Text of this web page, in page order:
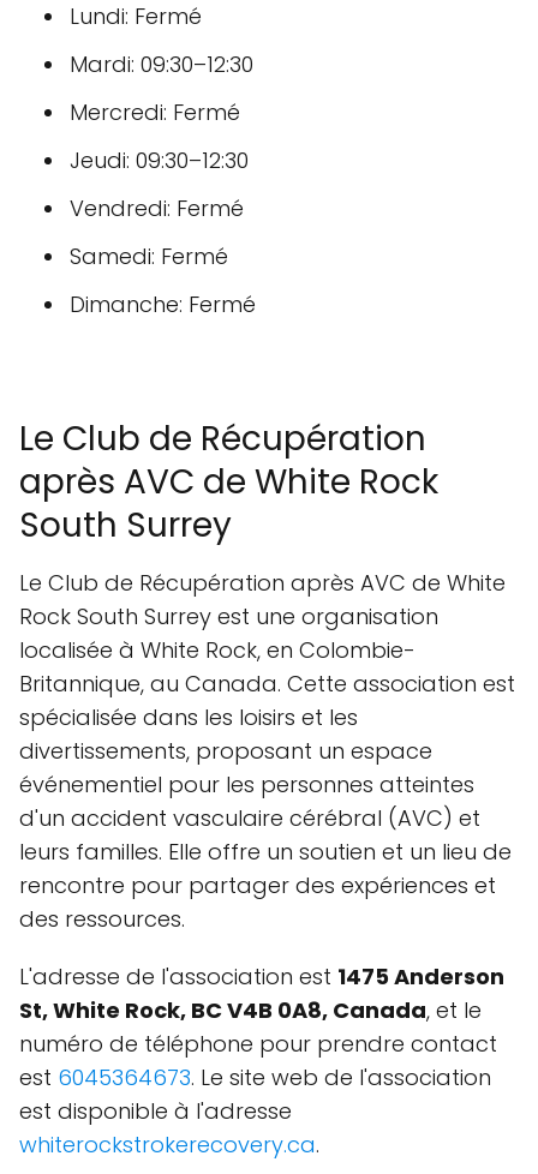
Lundi: Fermé
Mardi: 09:30–12:30
Mercredi: Fermé
Jeudi: 09:30–12:30
Vendredi: Fermé
Samedi: Fermé
Dimanche: Fermé
Le Club de Récupération
après AVC de White Rock
South Surrey
Le Club de Récupération après AVC de White
Rock South Surrey est une organisation
localisée à White Rock, en Colombie-
Britannique, au Canada. Cette association est
spécialisée dans les loisirs et les
divertissements, proposant un espace
événementiel pour les personnes atteintes
d'un accident vasculaire cérébral (AVC) et
leurs familles. Elle offre un soutien et un lieu de
rencontre pour partager des expériences et
des ressources.
L'adresse de l'association est 1475 Anderson
St, White Rock, BC V4B 0A8, Canada, et le
numéro de téléphone pour prendre contact
est 6045364673. Le site web de l'association
est disponible à l'adresse
whiterockstrokerecovery.ca.